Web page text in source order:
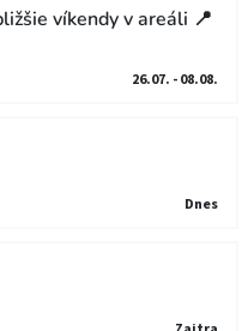
víkendy v areáli 📍
26.07. - 08.08.
Dnes